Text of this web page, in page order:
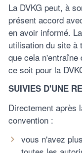
La DVKG peut, à
présent accord
en avoir informé.
utilisation du site à
que cela n'entraîne
ce soit pour la
SUIVIES D'UNE
Directement après
convention :
vous n'avez